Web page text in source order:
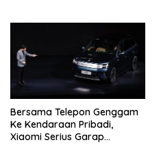
Bersama Telepon Genggam
Ke Kendaraan Pribadi,
Xiaomi Serius Garap